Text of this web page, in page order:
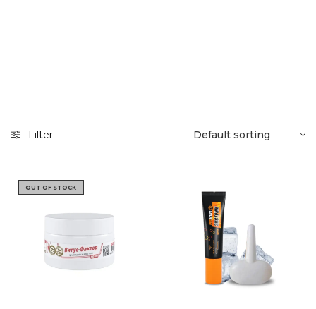
Filter
OUT OF STOCK